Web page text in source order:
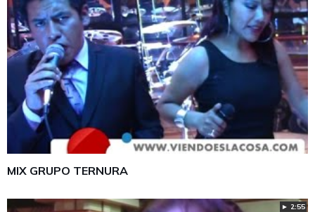
MIX GRUPO TERNURA
► 2:55